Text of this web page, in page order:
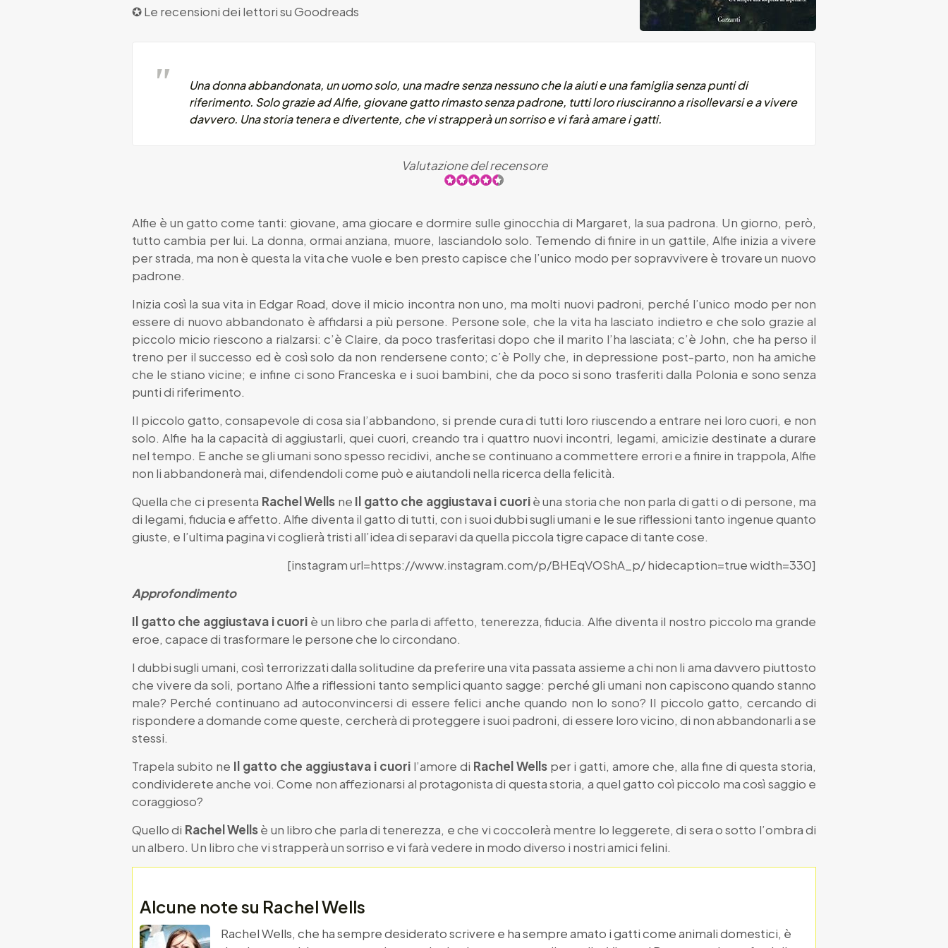
✪ Le recensioni dei lettori suGoodreads
Una donna abbandonata, un uomo solo, una madre senza nessuno che la aiuti e una famiglia senza punti di
riferimento. Solo grazie ad Alfie, giovane gatto rimasto senza padrone, tutti loro riusciranno a risollevarsi e a vivere
davvero. Una storia tenera e divertente, che vi strapperà un sorriso e vi farà amare i gatti.
Valutazione del recensore
Alfie è un gatto come tanti: giovane, ama giocare e dormire sulle ginocchia di Margaret, la sua padrona. Un giorno, però,
tutto cambia per lui. La donna, ormai anziana, muore, lasciandolo solo. Temendo di finire in un gattile, Alfie inizia a vivere
per strada, ma non è questa la vita che vuole e ben presto capisce che l’unico modo per sopravvivere è trovare un nuovo
padrone.
Inizia così la sua vita in Edgar Road, dove il micio incontra non uno, ma molti nuovi padroni, perché l’unico modo per non
essere di nuovo abbandonato è affidarsi a più persone. Persone sole, che la vita ha lasciato indietro e che solo grazie al
piccolo micio riescono a rialzarsi: c’è Claire, da poco trasferitasi dopo che il marito l’ha lasciata; c’è John, che ha perso il
treno per il successo ed è così solo da non rendersene conto; c’è Polly che, in depressione post-parto, non ha amiche
che le stiano vicine; e infine ci sono Franceska e i suoi bambini, che da poco si sono trasferiti dalla Polonia e sono senza
punti di riferimento.
Il piccolo gatto, consapevole di cosa sia l’abbandono, si prende cura di tutti loro riuscendo a entrare nei loro cuori, e non
solo. Alfie ha la capacità di aggiustarli, quei cuori, creando tra i quattro nuovi incontri, legami, amicizie destinate a durare
nel tempo. E anche se gli umani sono spesso recidivi, anche se continuano a commettere errori e a finire in trappola, Alfie
non li abbandonerà mai, difendendoli come può e aiutandoli nella ricerca della felicità.
Quella che ci presenta Rachel Wells ne Il gatto che aggiustava i cuoriè una storia che non parla di gatti o di persone, ma
di legami, fiducia e affetto. Alfie diventa il gatto di tutti, con i suoi dubbi sugli umani e le sue riflessioni tanto ingenue quanto
giuste, e l’ultima pagina vi coglierà tristi all’idea di separavi da quella piccola tigre capace di tante cose.
[instagram url=https://www.instagram.com/p/BHEqVOShA_p/ hidecaption=true width=330]
Approfondimento
Il gatto che aggiustava i cuori è un libro che parla di affetto, tenerezza, fiducia. Alfie diventa il nostro piccolo ma grande
eroe, capace di trasformare le persone che lo circondano.
I dubbi sugli umani, così terrorizzati dalla solitudine da preferire una vita passata assieme a chi non li ama davvero piuttosto
che vivere da soli, portano Alfie a riflessioni tanto semplici quanto sagge: perché gli umani non capiscono quando stanno
male? Perché continuano ad autoconvincersi di essere felici anche quando non lo sono? Il piccolo gatto, cercando di
rispondere a domande come queste, cercherà di proteggere i suoi padroni, di essere loro vicino, di non abbandonarli a se
stessi.
Trapela subito ne Il gatto che aggiustava i cuori l’amore di Rachel Wells per i gatti, amore che, alla fine di questa storia,
condividerete anche voi. Come non affezionarsi al protagonista di questa storia, a quel gatto coì piccolo ma così saggio e
coraggioso?
Quello di Rachel Wellsè un libro che parla di tenerezza, e che vi coccolerà mentre lo leggerete, di sera o sotto l’ombra di
un albero. Un libro che vi strapperà un sorriso e vi farà vedere in modo diverso i nostri amici felini.
Alcune note su Rachel Wells
Rachel Wells, che ha sempre desiderato scrivere e ha sempre amato i gatti come animali domestici, è